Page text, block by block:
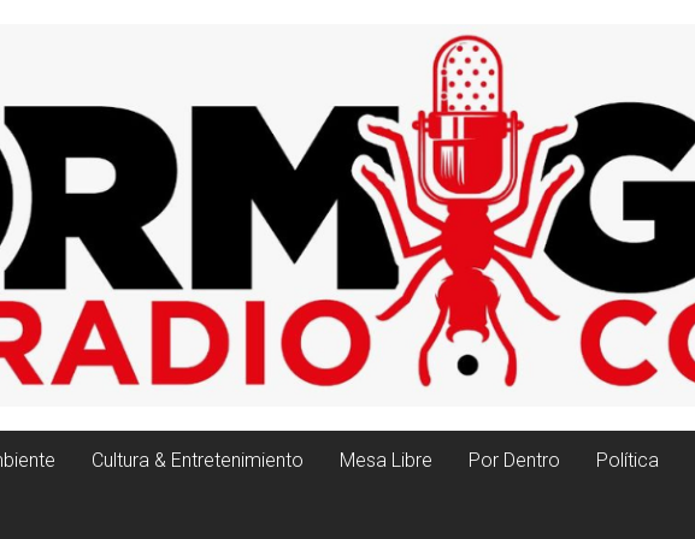
Cultura & Entretenimiento Mesa Libre Por Dentro Política